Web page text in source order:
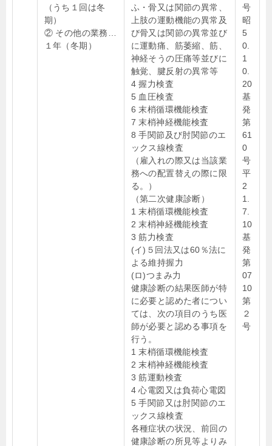
（うち１回は冬
期）
② その他の業務…
１年（冬期）
ふ・骨又は関節の異常、
上肢の運動機能の異常及
び骨又は関節の異常並び
に運動痛、筋萎縮、筋、
神経そうの圧痛等並びに
触覚、腱反射の異常等
4 握力検査
5 血圧検査
6 末梢循環機能検査
7 末梢神経機能検査
8 手関節及び肘関節のエ
ックス線検査
（雇入れの際又は当該業
務への配置替えの際に限
る。）
（第二次健康診断）
1 末梢循環機能検査
2 末梢神経機能検査
3 筋力検査
(イ)５回法又は60％法に
よる維持握力
(ロ)つまみ力
健康診断の結果医師が特
に必要と認めた者につい
ては、次の項目のうち医
師が必要と認める事項を
行う。
1 末梢循環機能検査
2 末梢神経機能検査
3 筋運動検査
4 心電図又は負荷心電図
5 手関節又は肘関節のエ
ックス線検査
各種症状の状況、前回の
健康診断の所見等よりみ
号
昭
5
0.
1
0.
20
基
発
第
61
0
号
平
2
1.
7.
10
基
発
第
07
10
第
２
号